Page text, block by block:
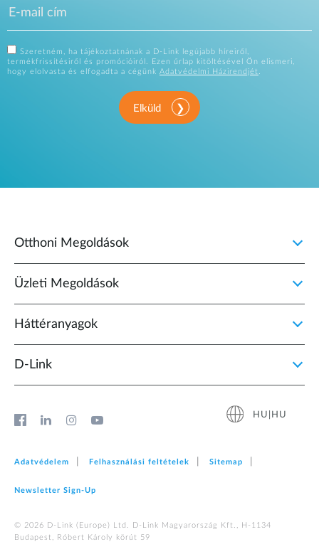
Szeretném, ha tájékoztatnának a D-Link legújabb híreiről,
termékfrissítésiről és promócióiról. Ezen űrlap kitöltésével Ön elismeri,
hogy elolvasta és elfogadta a cégünk Adatvédelmi Házirendjét.
Elküld
Otthoni Megoldások
Üzleti Megoldások
Háttéranyagok
D‑Link
HU|HU
Adatvédelem Felhasználási feltételek Sitemap
Newsletter Sign‑Up
© 2026 D‑Link (Europe) Ltd. D-Link Magyarország Kft., H-1134
Budapest, Róbert Károly körút 59